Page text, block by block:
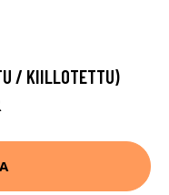
/ KIILLOTETTU)